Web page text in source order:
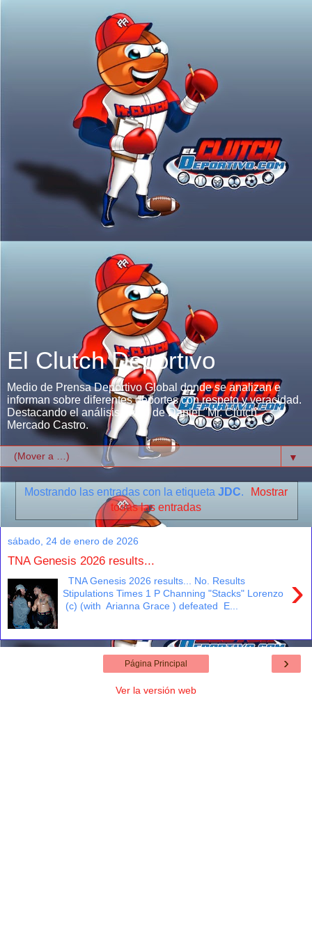
El Clutch Deportivo
Medio de Prensa Deportivo Global donde se analizan e
informan sobre diferentes deportes con respeto y veracidad.
Destacando el análisis único de Daniel "Mr. Clutch"
Mercado Castro.
▼
Mostrando las entradas con la etiqueta JDC.
Mostrar
todas las entradas
sábado, 24 de enero de 2026
TNA Genesis 2026 results...
›
TNA Genesis 2026 results... No. Results
Stipulations Times 1 P Channing "Stacks" Lorenzo
(c) (with Arianna Grace ) defeated E...
›
Página Principal
Ver la versión web